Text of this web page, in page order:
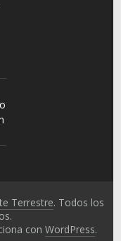
Terrestre. Todos los
conWordPress.